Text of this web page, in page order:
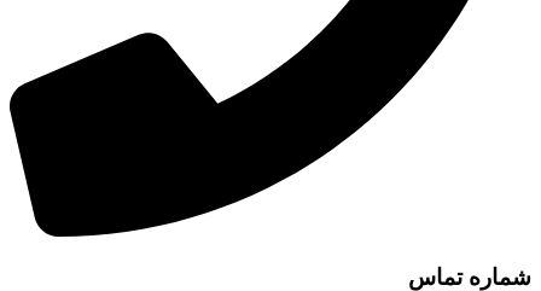
شماره تماس